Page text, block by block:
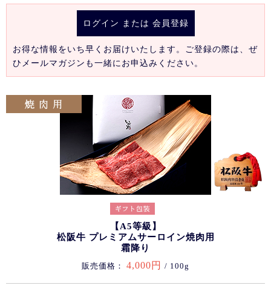
ログイン または 会員登録
お得な情報をいち早くお届けいたします。ご登録の際は、ぜ
ひメールマガジンも一緒にお申込みください。
【A5等級】
松阪牛 プレミアムサーロイン焼肉用
霜降り
販売価格： 4,000円 / 100g